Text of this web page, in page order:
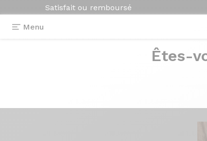
Satisfait ou remboursé
Menu
Êtes-
Tuxedo Evo2